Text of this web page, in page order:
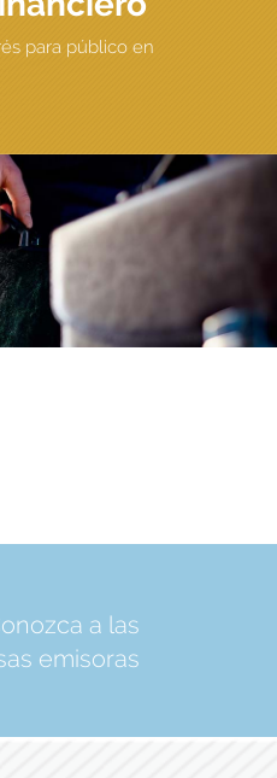
para público en
a las
emisoras